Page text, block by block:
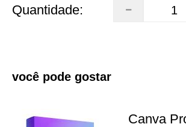
Quantidade:
você pode gostar
Canva